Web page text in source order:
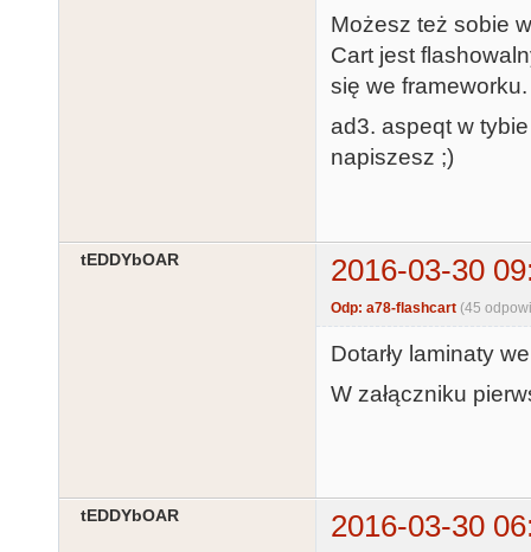
Możesz też sobie
Cart jest
się we frameworku.
ad3. aspeqt w
napiszesz ;)
tEDDYbOAR 2016-03-30
Odp: a78-flashcart (45
Dotarły laminaty
W załączniku
tEDDYbOAR 2016-03-30